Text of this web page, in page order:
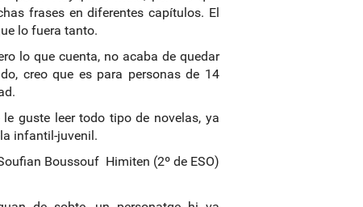
frases en diferentes capítulos. El
lo fuera tanto.
lo que cuenta, no acaba de quedar
creo que es para personas de 14
guste leer todo tipo de novelas, ya
infantil-juvenil.
Boussouf Himiten (2º de ESO)